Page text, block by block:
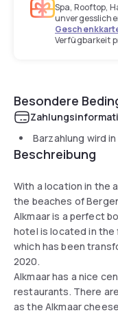
Spa, Rooftop,
Verfügbarkeit
Besondere
Barzahlung wird
Beschreibung
With a location in the
the beaches of
Alkmaar is a perfect
hotel is located in the
which has been
2020.
Alkmaar has a nice
restaurants. There
as the Alkmaar